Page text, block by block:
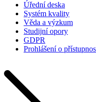
Úřední deska
Systém kvality
Věda a výzkum
Studijní opory
GDPR
Prohlášení o